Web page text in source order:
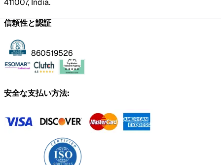
411007, India.
信頼性と認証
860519526
安全な支払い方法: